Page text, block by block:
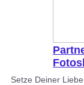
Mainz
Setze Deiner